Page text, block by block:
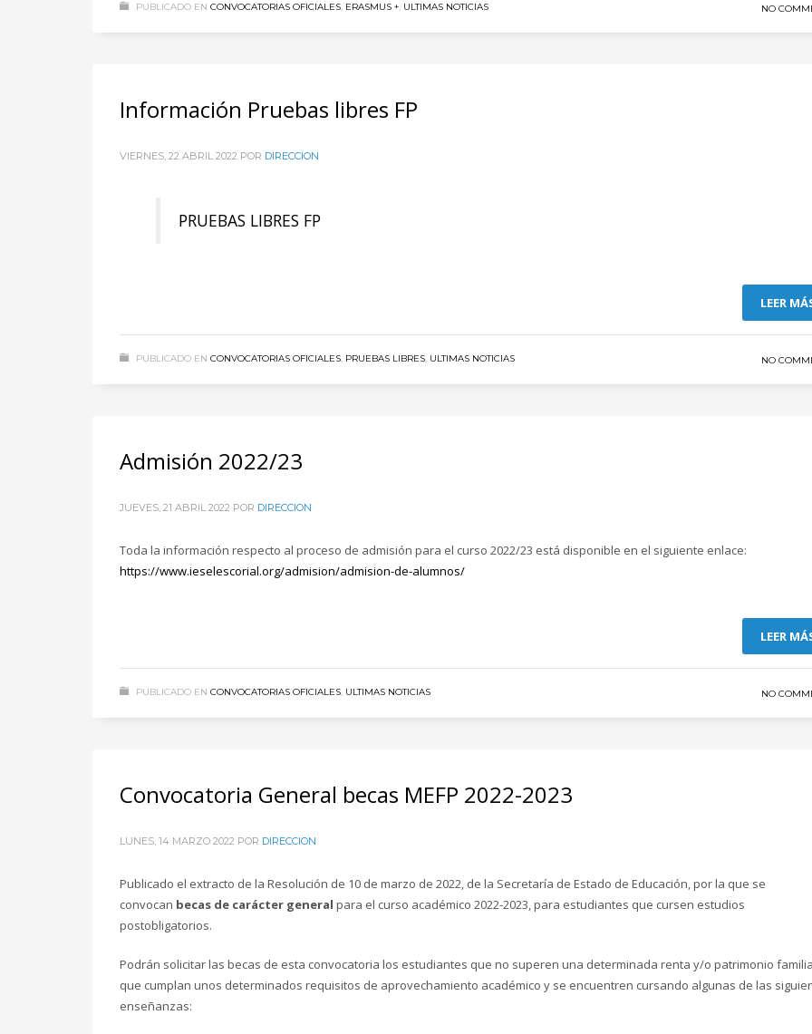
PUBLICADO EN CONVOCATORIAS OFICIALES, ERASMUS +, ULTIMAS NOTICIAS NO
Información Pruebas libres FP
VIERNES, 22 ABRIL 2022 POR DIRECCION
PRUEBAS LIBRES FP
LEER
PUBLICADO EN CONVOCATORIAS OFICIALES, PRUEBAS LIBRES, ULTIMAS NOTICIAS NO
Admisión 2022/23
JUEVES, 21 ABRIL 2022 POR DIRECCION
Toda la información respecto al proceso de admisión para el curso 2022/23 está disponible en el siguiente enlace:
https://www.ieselescorial.org/admision/admision-de-alumnos/
LEER
PUBLICADO EN CONVOCATORIAS OFICIALES, ULTIMAS NOTICIAS NO
Convocatoria General becas MEFP 2022-2023
LUNES, 14 MARZO 2022 POR DIRECCION
Publicado el extracto de la Resolución de 10 de marzo de 2022, de la Secretaría de Estado de Educación, por la que se
convocan becas de carácter general para el curso académico 2022-2023, para estudiantes que cursen estudios
postobligatorios.
Podrán solicitar las becas de esta convocatoria los estudiantes que no superen una determinada renta y/o patrimonio
que cumplan unos determinados requisitos de aprovechamiento académico y se encuentren cursando algunas de las
enseñanzas: